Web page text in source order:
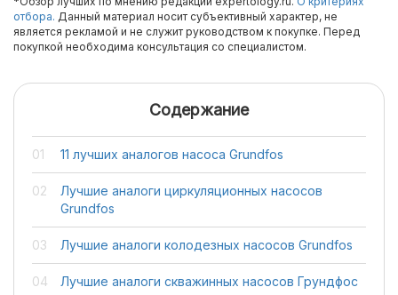
отбора. Данный материал носит субъективный характер, не
является рекламой и не служит руководством к покупке. Перед
покупкой необходима консультация со специалистом.
Содержание
11 лучших аналогов насоса Grundfos
Лучшие аналоги циркуляционных насосов
Grundfos
Лучшие аналоги колодезных насосов Grundfos
Лучшие аналоги скважинных насосов Грундфос